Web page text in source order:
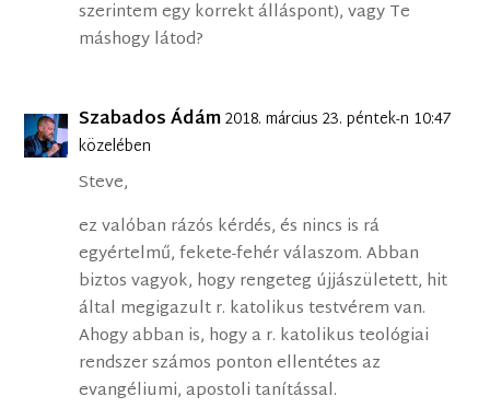
szerintem egy korrekt álláspont), vagy Te
máshogy látod?
Szabados Ádám2018. március 23. péntek-n 10:47
közelében
Steve,
ez valóban rázós kérdés, és nincs is rá
egyértelmű, fekete-fehér válaszom. Abban
biztos vagyok, hogy rengeteg újjászületett, hit
által megigazult r. katolikus testvérem van.
Ahogy abban is, hogy a r. katolikus teológiai
rendszer számos ponton ellentétes az
evangéliumi, apostoli tanítással.